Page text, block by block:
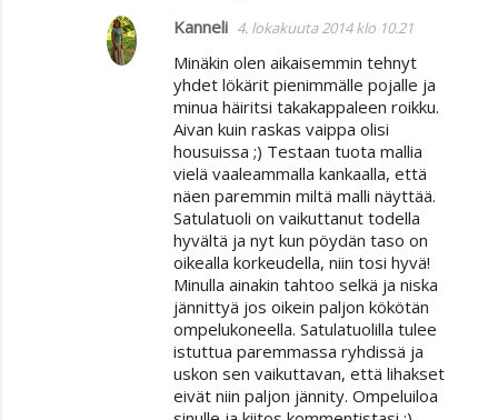
Kanneli 4. lokakuuta 2014 klo 10.21
Minäkin olen aikaisemmin tehnyt
yhdet lökärit pienimmälle pojalle ja
minua häiritsi takakappaleen roikku.
Aivan kuin raskas vaippa olisi
housuissa ;) Testaan tuota mallia
vielä vaaleammalla kankaalla, että
näen paremmin miltä malli näyttää.
Satulatuoli on vaikuttanut todella
hyvältä ja nyt kun pöydän taso on
oikealla korkeudella, niin tosi hyvä!
Minulla ainakin tahtoo selkä ja niska
jännittyä jos oikein paljon kökötän
ompelukoneella. Satulatuolilla tulee
istuttua paremmassa ryhdissä ja
uskon sen vaikuttavan, että lihakset
eivät niin paljon jännity. Ompeluiloa